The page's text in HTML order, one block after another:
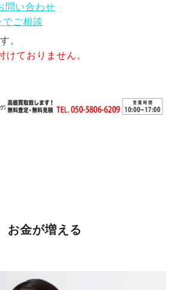
問い合わせ
ご相談
。
ておりません。
お金が増える